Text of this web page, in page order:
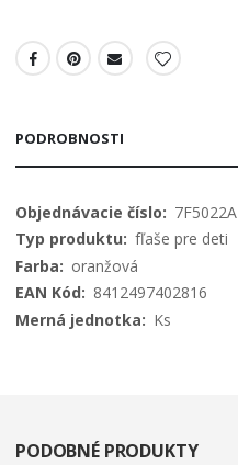
PODROBNOSTI
Viac
informácií
7F5022A
fľaše pre deti
oranžová
8412497402816
Ks
PODOBNÉ PRODUKTY